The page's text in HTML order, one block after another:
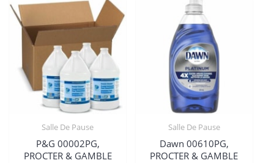
Salle De Pause
P&G 00002PG,
PROCTER & GAMBLE
Salle De Pause
Dawn 00610PG,
PROCTER & GAMBLE